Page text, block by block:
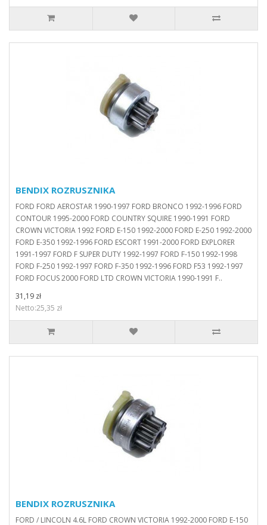
BENDIX ROZRUSZNIKA
FORD FORD AEROSTAR 1990-1997 FORD BRONCO 1992-1996 FORD
CONTOUR 1995-2000 FORD COUNTRY SQUIRE 1990-1991 FORD
CROWN VICTORIA 1992 FORD E-150 1992-2000 FORD E-250 1992-2000
FORD E-350 1992-1996 FORD ESCORT 1991-2000 FORD EXPLORER
1991-1997 FORD F SUPER DUTY 1992-1997 FORD F-150 1992-1998
FORD F-250 1992-1997 FORD F-350 1992-1996 FORD F53 1992-1997
FORD FOCUS 2000 FORD LTD CROWN VICTORIA 1990-1991 F..
31,19 zł
Netto:25,35 zł
BENDIX ROZRUSZNIKA
FORD / LINCOLN 4.6L FORD CROWN VICTORIA 1992-2000 FORD E-150